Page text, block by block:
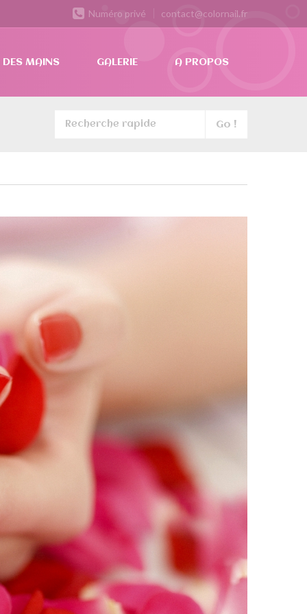
Numéro privé contact@colornail.fr
DES MAINS GALERIE A PROPOS